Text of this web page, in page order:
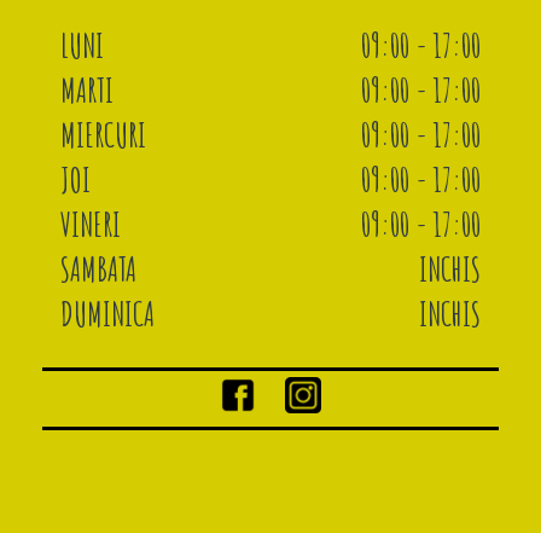
LUNI
09:00 - 17:00
MARTI
09:00 - 17:00
MIERCURI
09:00 - 17:00
JOI
09:00 - 17:00
VINERI
09:00 - 17:00
SAMBATA
INCHIS
DUMINICA
INCHIS